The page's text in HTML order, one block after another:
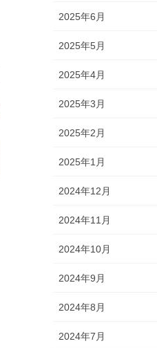
2025年6月
2025年5月
2025年4月
2025年3月
2025年2月
2025年1月
2024年12月
2024年11月
2024年10月
2024年9月
2024年8月
2024年7月